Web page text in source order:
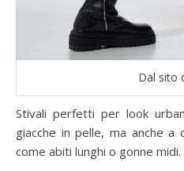
Dal sito
Stivali perfetti per look
giacche in pelle, ma anche
come abiti lunghi o gonne midi.